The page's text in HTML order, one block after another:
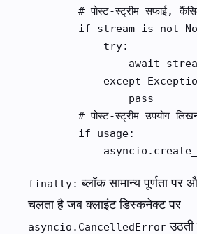
# पोस्ट-स्ट्रीम सफाई,
if stream is not
            try:
await
except
                pass
# पोस्ट-स्ट्रीम उपयोग
        if usage:
finally: ब्लॉक सामान्य पूर्णता पर
चलता है जब क्लाइंट डिस्कनेक्ट पर
asyncio.CancelledError उठती